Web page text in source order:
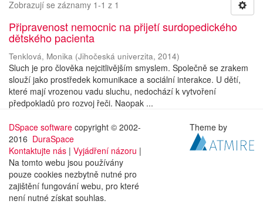
Zobrazují se záznamy 1-1 z 1
Připravenost nemocnic na přijetí surdopedického
dětského pacienta
Tenklová, Monika (Jihočeská univerzita, 2014)
Sluch je pro člověka nejcitlivějším smyslem. Společně se zrakem
slouží jako prostředek komunikace a sociální interakce. U dětí,
které mají vrozenou vadu sluchu, nedochází k vytvoření
předpokladů pro rozvoj řeči. Naopak ...
DSpace software copyright © 2002-
2016 DuraSpace
Kontaktujte nás | Vyjádření názoru |
Na tomto webu jsou používány
pouze cookies nezbytně nutné pro
zajištění fungování webu, pro které
není nutné získat souhlas.
Theme by